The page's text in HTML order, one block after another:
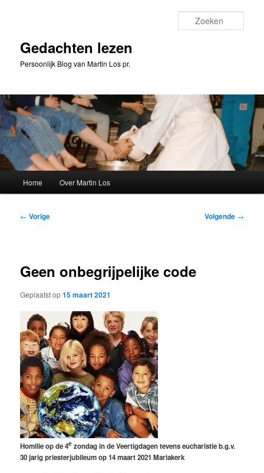
Gedachten lezen
Persoonlijk Blog van Martin Los pr.
Home Over Martin Los
Bericht
← Vorige Volgende →
Geen onbegrijpelijke code
Geplaatst op15 maart 2021
Homilie op de 4e zondag in de Veertigdagen tevens eucharistie b.g.v.
30 jarig priesterjubileum op 14 maart 2021 Mariakerk